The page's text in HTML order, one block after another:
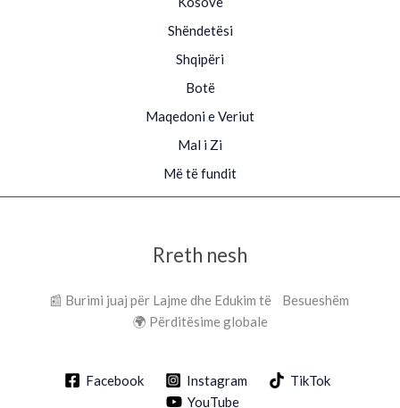
Shëndetësi
Shqipëri
Botë
Maqedoni e Veriut
Mal i Zi
Më të fundit
Rreth nesh
📰 Burimi juaj për Lajme dhe Edukim të Besueshëm
🌍 Përditësime globale
Facebook Instagram
TikTok
YouTube